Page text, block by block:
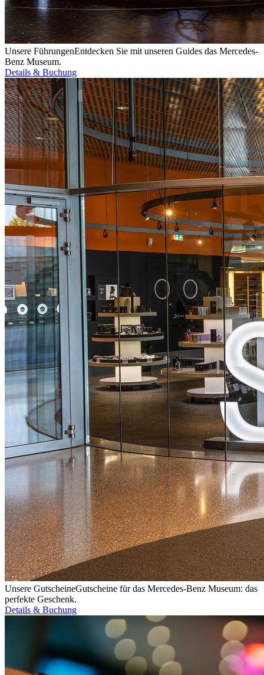
Unsere FührungenEntdecken Sie mit unseren Guides das Mercedes-
Benz Museum.
Details & Buchung
Unsere GutscheineGutscheine für das Mercedes-Benz Museum: das
perfekte Geschenk.
Details & Buchung